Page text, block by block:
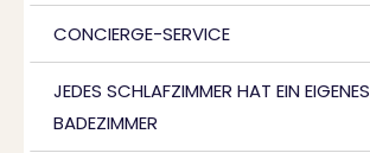
CONCIERGE-SERVICE
JEDES SCHLAFZIMMER HAT EIN EIGENES
BADEZIMMER